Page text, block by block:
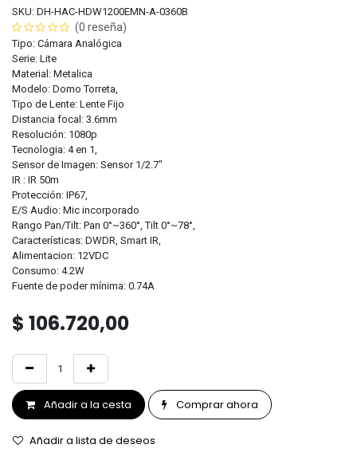
SKU: DH-HAC-HDW1200EMN-A-0360B
(0 reseña)
Tipo: Cámara Analógica
Serie: Lite
Material: Metalica
Modelo: Domo Torreta,
Tipo de Lente: Lente Fijo
Distancia focal: 3.6mm
Resolución: 1080p
Tecnologia: 4 en 1,
Sensor de Imagen: Sensor 1/2.7"
IR : IR 50m
Protección: IP67,
E/S Audio: Mic incorporado
Rango Pan/Tilt: Pan 0°~360°, Tilt 0°~78°,
Características: DWDR, Smart IR,
Alimentacion: 12VDC
Consumo: 4.2W
Fuente de poder mínima: 0.74A
$ 106.720,00
Añadir a la cesta Comprar ahora
Añadir a lista de deseos